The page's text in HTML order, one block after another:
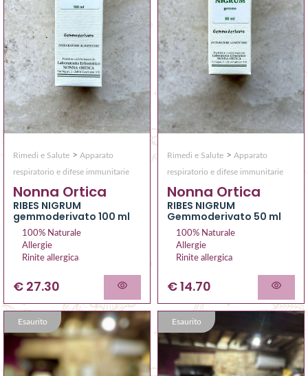
Rimedi e Salute > Apparato
respiratorio e difese immunitarie
Nonna Ortica
RIBES NIGRUM
gemmoderivato 100 ml
100% Naturale
Allergie
Rinite allergica
€ 27.30
Rimedi e Salute > Apparato
respiratorio e difese immunitarie
Nonna Ortica
RIBES NIGRUM
Gemmoderivato 50 ml
100% Naturale
Allergie
Rinite allergica
€ 14.70
Esaurito Esaurito